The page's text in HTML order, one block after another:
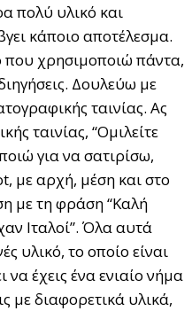
πολύ υλικό και
κάποιο αποτέλεσμα.
που χρησιμοποιώ πάντα,
Δουλεύω με
ταινίας. Ας
ταινίας, “Ομιλείτε
για να σατιρίσω,
με αρχή, μέση και στο
με τη φράση “Καλή
Ιταλοί”. Όλα αυτά
υλικό, το οποίο είναι
έχεις ένα ενιαίο νήμα
με διαφορετικά υλικά,